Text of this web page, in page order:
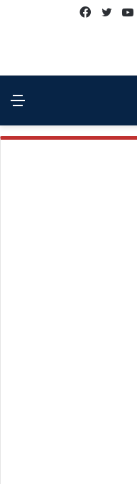
إضافة يوتيوبتويتر